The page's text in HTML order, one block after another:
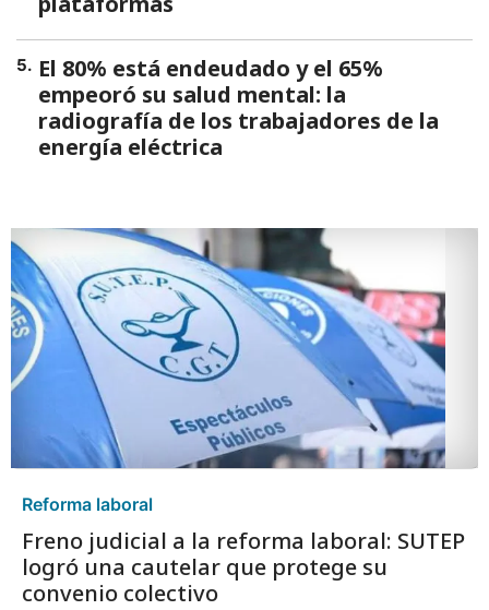
5. El 80% está endeudado y el 65%
empeoró su salud mental: la
radiografía de los trabajadores de la
energía eléctrica
Reforma laboral
Freno judicial a la reforma laboral: SUTEP
logró una cautelar que protege su
convenio colectivo